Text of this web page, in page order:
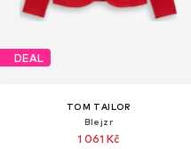
DEAL
TOM TAILOR
Blejzr
1 061 Kč